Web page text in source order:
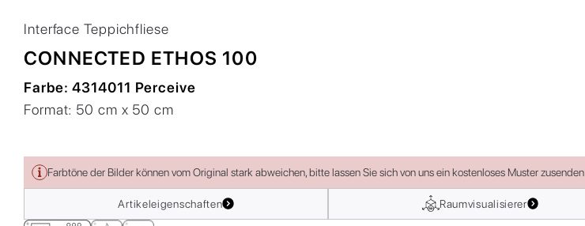
Interface Teppichfliese
CONNECTED ETHOS 100
Farbe:4314011 Perceive
Format: 50 cm x 50 cm
Farbtöne der Bilder können vom Original stark abweichen, bitte lassen Sie sich von uns ein kostenloses Muster zusenden.
Artikeleigenschaften Raumvisualisierer